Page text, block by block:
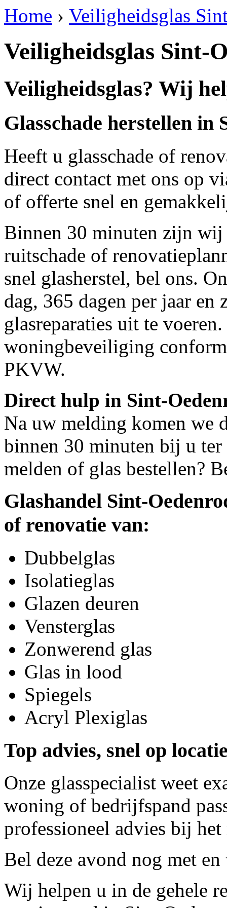
Home › Veiligheidsglas
Veiligheidsglas Sint-
Veiligheidsglas? Wij
Glasschade herstellen in
Heeft u glasschade of
direct contact met ons op
of offerte snel en
Binnen 30 minuten zijn wij
ruitschade of
snel glasherstel, bel ons.
dag, 365 dagen per jaar
glasreparaties uit te
woningbeveiliging
PKVW.
Direct hulp in Sint-
Na uw melding komen we
binnen 30 minuten bij u ter
melden of glas bestellen?
Glashandel Sint-
of renovatie van:
Dubbelglas
Isolatieglas
Glazen deuren
Vensterglas
Zonwerend glas
Glas in lood
Spiegels
Acryl Plexiglas
Top advies, snel op
Onze glasspecialist weet
woning of bedrijfspand
professioneel advies bij
Bel deze avond nog met en
Wij helpen u in de gehele